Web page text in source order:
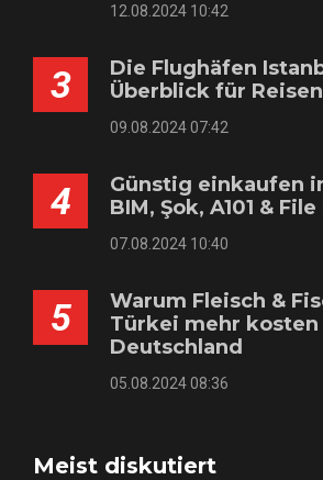
12.08.2024 10:42
3
Die Flughäfen
Überblick für
09.08.2024 07:42
4
Günstig einkaufen
BIM, Şok, A101 &
07.08.2024 10:40
5
Warum Fleisch &
Türkei mehr kosten
Deutschland
05.08.2024 08:36
Meist diskutiert